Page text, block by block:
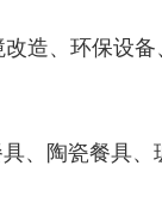
造、环保设备
、陶瓷餐具、